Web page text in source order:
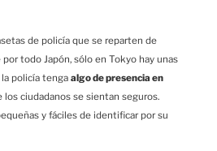
de policía que se reparten de
todo Japón, sólo en Tokyo hay unas
policía tenga algo de presencia en
los ciudadanos se sientan seguros.
y fáciles de identificar por su